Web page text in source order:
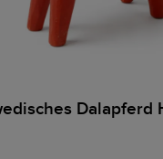
Dalapferd